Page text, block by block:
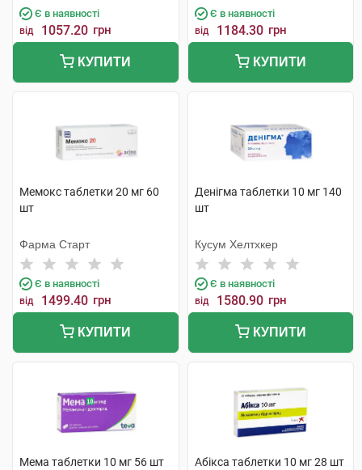
Є в наявності
від 1057.20 грн
КУПИТИ
Є в наявності
від 1184.30 грн
КУПИТИ
Мемокс таблетки 20 мг 60
шт
Фарма Старт
Є в наявності
від 1499.40 грн
КУПИТИ
Денігма таблетки 10 мг 140
шт
Кусум Хелтхкер
Є в наявності
від 1580.90 грн
КУПИТИ
Мема таблетки 10 мг 56 шт Абікса таблетки 10 мг 28 шт